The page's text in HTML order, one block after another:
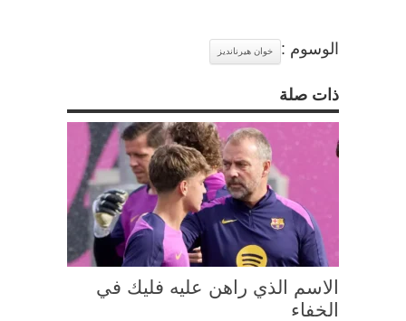
الوسوم : خوان هيرنانديز
ذات صلة
الاسم الذي راهن عليه فليك في
الخفاء